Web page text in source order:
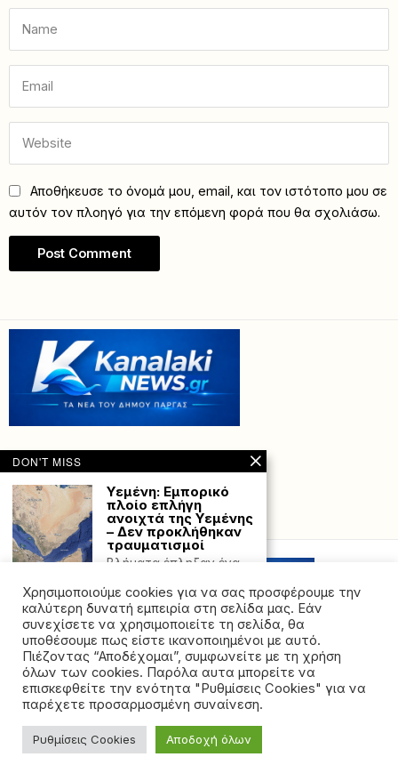
Αποθήκευσε το όνομά μου, email, και τον ιστότοπο μου σε
αυτόν τον πλοηγό για την επόμενη φορά που θα σχολιάσω.
Powered with by Hostville”)
©2026 - All rights reserved. Απαγορεύεται ρητά η
αναδημοσίευση χωρίς προηγούμενη έγγραφη άδεια
Χρησιμοποιούμε cookies για να σας προσφέρουμε την
καλύτερη δυνατή εμπειρία στη σελίδα μας. Εάν
συνεχίσετε να χρησιμοποιείτε τη σελίδα, θα
υποθέσουμε πως είστε ικανοποιημένοι με αυτό.
Πιέζοντας “Αποδέχομαι”, συμφωνείτε με τη χρήση
όλων των cookies. Παρόλα αυτα μπορείτε να
επισκεφθείτε την ενότητα "Ρυθμίσεις Cookies" για να
παρέχετε προσαρμοσμένη συναίνεση.
Ρυθμίσεις Cookies Αποδοχή όλων
DON'T MISS
Υεμένη: Εμπορικό
πλοίο επλήγη
ανοιχτά της Υεμένης
– Δεν προκλήθηκαν
τραυματισμοί
Βλήματα έπληξαν ένα
ακτών της Υεμένης
σήμερα,
Με λαμπρότητα θα
γιορτάσει ο Δήμος
τα 112 χρόνια από
την Απελευθέρωση
της Πρέβεζας.
Οι εκδηλώσεις θα
19 Οκτωβρίου και θα